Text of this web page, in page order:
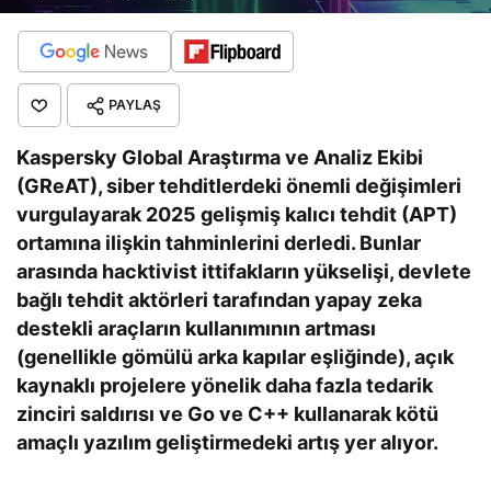
PAYLAŞ
Kaspersky Global Araştırma ve Analiz Ekibi
(GReAT), siber tehditlerdeki önemli değişimleri
vurgulayarak 2025 gelişmiş kalıcı tehdit (APT)
ortamına ilişkin tahminlerini derledi. Bunlar
arasında hacktivist ittifakların yükselişi, devlete
bağlı tehdit aktörleri tarafından yapay zeka
destekli araçların kullanımının artması
(genellikle gömülü arka kapılar eşliğinde), açık
kaynaklı projelere yönelik daha fazla tedarik
zinciri saldırısı ve Go ve C++ kullanarak kötü
amaçlı yazılım geliştirmedeki artış yer alıyor.